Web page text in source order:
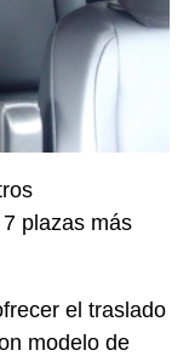
plazas más
el traslado
modelo de